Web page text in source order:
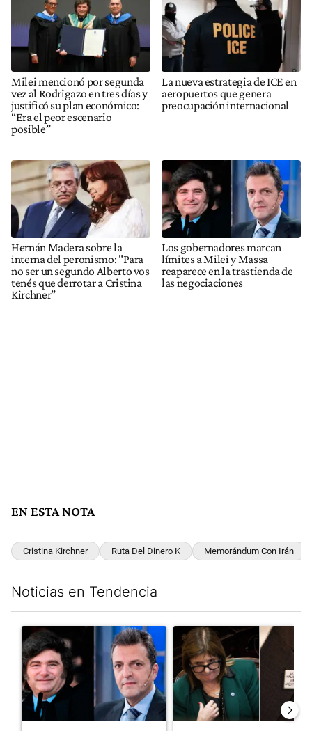
Milei mencionó por segunda
vez al Rodrigazo en tres días y
justificó su plan económico:
“Era el peor escenario
posible”
La nueva estrategia de ICE en
aeropuertos que genera
preocupación internacional
Hernán Madera sobre la
interna del peronismo: "Para
no ser un segundo Alberto vos
tenés que derrotar a Cristina
Kirchner”
Los gobernadores marcan
límites a Milei y Massa
reaparece en la trastienda de
las negociaciones
EN ESTA NOTA
Cristina Kirchner Ruta Del Dinero K Memorándum Con Irán
Noticias en Tendencia
Un artículo de tendencia con el título "Los gobernadores
Un artículo de tendencia con